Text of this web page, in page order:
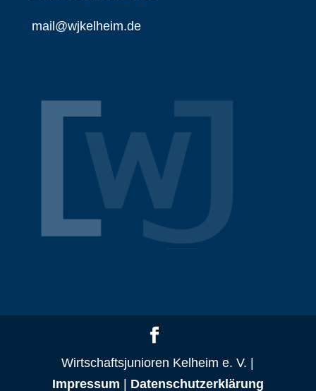
mail@wjkelheim.de
Wirtschaftsjunioren Kelheim e. V. |
Impressum | Datenschutzerklärung